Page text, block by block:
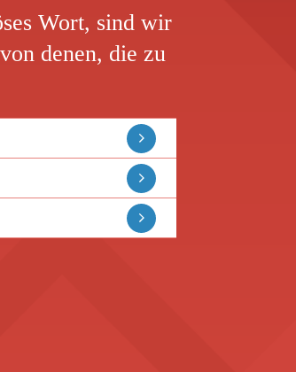
Wort, sind wir
denen, die zu